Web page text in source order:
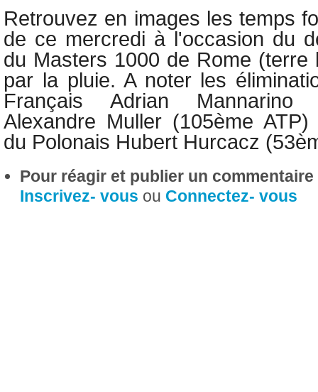
Retrouvez en images les temps
de ce mercredi à l'occasion du
du Masters 1000 de Rome (terre
par la pluie. A noter les
Français Adrian Mannarino
Alexandre Muller (105ème
du Polonais Hubert Hurcacz
Pour réagir et publier un
Inscrivez- vous ou Connectez- vous